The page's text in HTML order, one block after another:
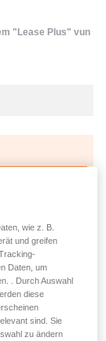
"Lease Plus" vun
wie z. B.
und greifen
Daten, um
. Durch Auswahl
diese
sind. Sie
zu ändern